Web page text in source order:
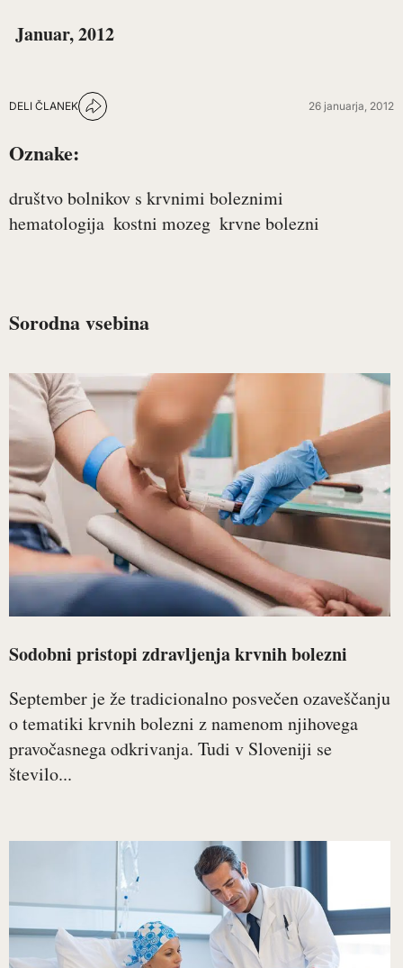
Januar, 2012
DELI ČLANEK 26 januarja, 2012
Oznake:
društvo bolnikov s krvnimi boleznimi
hematologija kostni mozeg krvne bolezni
Sorodna vsebina
Sodobni pristopi zdravljenja krvnih bolezni
September je že tradicionalno posvečen ozaveščanju
o tematiki krvnih bolezni z namenom njihovega
pravočasnega odkrivanja. Tudi v Sloveniji se
število...